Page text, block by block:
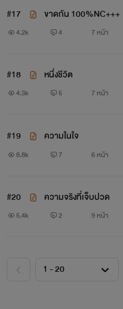
ลดา เธอกำลังจะแต่งงาน
ประสบอุบัติเหตุทางรถยนต์
#17 ขาดกัน 100%NC+++
4.2k 4 7 หน้า
#18 หนึ่งชีวิต
4.3k 5 7 หน้า
#19 ความในใจ
8.8k 7 6 หน้า
#20 ความจริงที่เจ็บปวด
5.4k 2 9 หน้า